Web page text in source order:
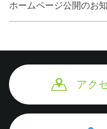
ホームページ公開のお
アク